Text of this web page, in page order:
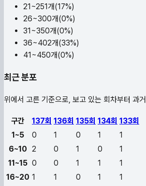
21~251개(17%)
26~300개(0%)
31~350개(0%)
36~402개(33%)
41~450개(0%)
최근 분포
위에서 고른 기준으로, 보고 있는 회차부터 과
구간 137회 136회 135회 134회 133회
1~5
0 1 0 1
1
6~10 2 0 1 0
1
11~15 0 0 1 1
1
16~20 1 1 0 1
1